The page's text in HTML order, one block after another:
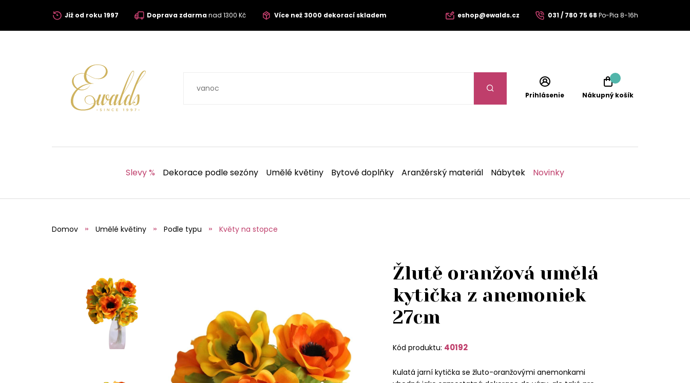
Již od roku 1997 Doprava zdarmanad 1300 Kč Více než 3000 dekorací skladem eshop@ewalds.cz 031 / 780 75 68 Po-Pia 8-16h
Prihlásenie Nákupný košík
Slevy % Dekorace podle sezóny Umělé květiny Bytové doplňky Aranžérský materiál Nábytek Novinky
Domov Umělé květiny Podle typu Květy na stopce
Žlutě oranžová umělá
kytička z anemoniek
27cm
Kód produktu: 40192
Kulatá jarní kytička se žluto-oranžovými anemonkami